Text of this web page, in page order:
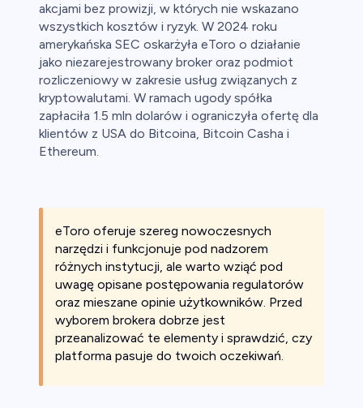
akcjami bez prowizji, w których nie wskazano
wszystkich kosztów i ryzyk. W 2024 roku
amerykańska SEC oskarżyła eToro o działanie
jako niezarejestrowany broker oraz podmiot
rozliczeniowy w zakresie usług związanych z
kryptowalutami. W ramach ugody spółka
zapłaciła 1.5 mln dolarów i ograniczyła ofertę dla
klientów z USA do Bitcoina, Bitcoin Casha i
Ethereum.
eToro oferuje szereg nowoczesnych
narzędzi i funkcjonuje pod nadzorem
różnych instytucji, ale warto wziąć pod
uwagę opisane postępowania regulatorów
oraz mieszane opinie użytkowników. Przed
wyborem brokera dobrze jest
przeanalizować te elementy i sprawdzić, czy
platforma pasuje do twoich oczekiwań.